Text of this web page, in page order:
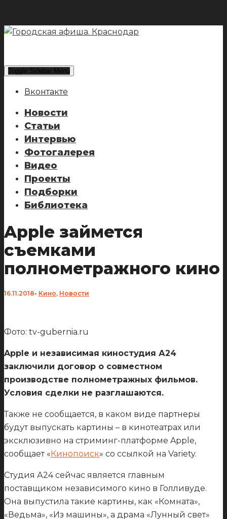
Toggle Sidebar Menu
Вконтакте
Новости
Статьи
Интервью
Фотогалерея
Видео
Проекты
Подборки
Библиотека
Apple займется
съемками
полнометражного кино
16.11.2018• Кино, Новости
Фото: tv-gubernia.ru
Apple и независимая киностудия А24
заключили договор о совместном
производстве полнометражных фильмов.
Условия сделки не разглашаются.
Также не сообщается, в каком виде партнеры
будут выпускать картины – в кинотеатрах или
эксклюзивно на стриминг-платформе Apple,
сообщает «Кинопоиск» со ссылкой на Variety.
Студия А24 сейчас является главным
поставщиком независимого кино в Голливуде.
Она выпустила такие картины, как «Комната»,
«Ведьма», «Из машины», а драма «Лунный свет»